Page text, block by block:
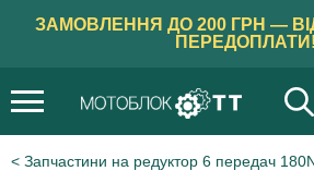
ЗАМОВЛЕННЯ ДО 200 ГРН —
ПЕРЕДОПЛАТИ!
Запчастини на редуктор 6 передач